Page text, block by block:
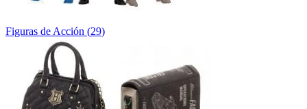
Figuras de Acción (29)